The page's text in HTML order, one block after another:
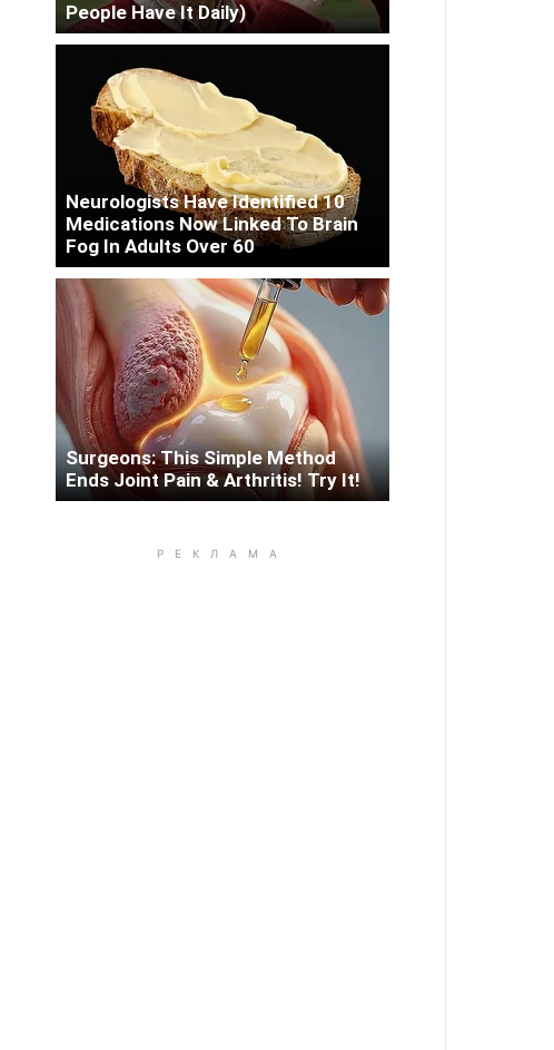
People Have It Daily)
Neurologists Have Identified 10
Medications Now Linked To Brain
Fog In Adults Over 60
Surgeons: This Simple Method
Ends Joint Pain & Arthritis! Try It!